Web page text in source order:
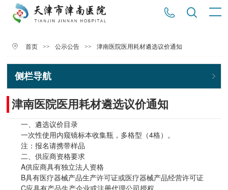
首页 >> 公示公告 >> 津南医院医用耗材遴选议价通知
侧栏导航
津南医院医用耗材遴选议价通知
一、遴选议价目录
一次性使用内窥镜标本收集瓶，多格型（4格）。
注：报名请携带样品
二、供应商资格要求
A供应商具有独立法人资格
B具有医疗器械产品生产许可证或医疗器械产品经营许可证
C应具有产品生产企业或注册代理公司授权